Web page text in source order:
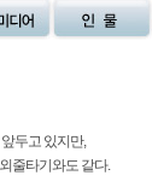
두고 있지만,
줄타기와도 같다.